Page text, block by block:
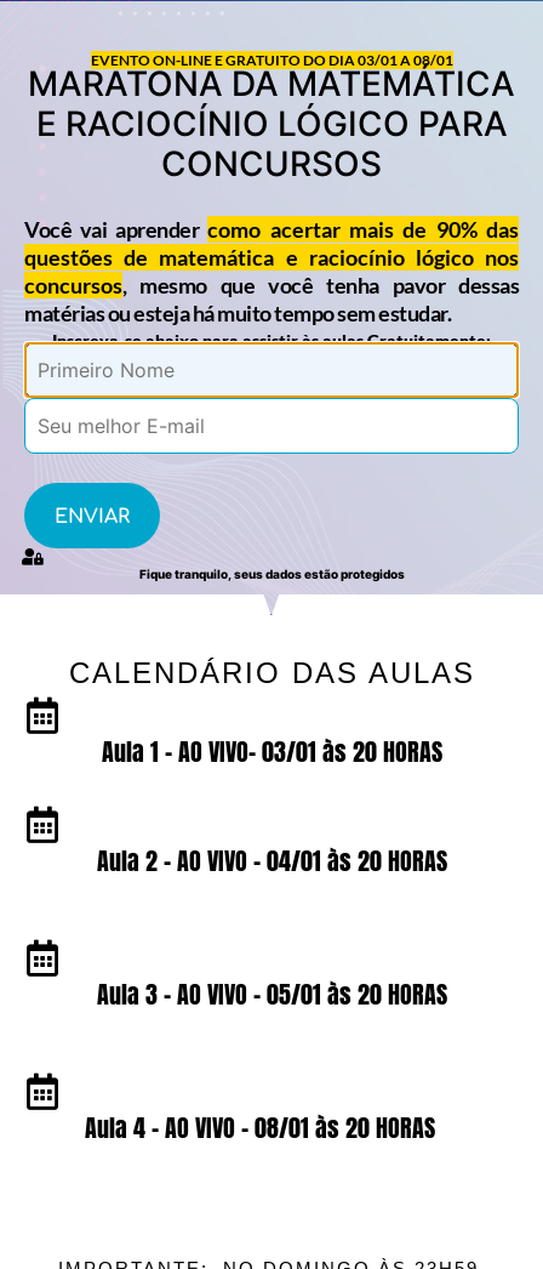
EVENTO ON-LINE E GRATUITO DO DIA 03/01 A 08/01
MARATONA DA MATEMÁTICA
E RACIOCÍNIO LÓGICO PARA
CONCURSOS
Você vai aprendercomo acertar mais de 90% das
questões de matemática e raciocínio lógico nos
concursos, mesmo que você tenha pavor dessas
matérias ou esteja há muito tempo sem estudar.
Inscreva-se abaixo para assistir às aulas Gratuitamente:
Fique tranquilo, seus dados estão protegidos
CALENDÁRIO DAS AULAS
Aula 1 - AO VIVO- 03/01 às 20 HORAS
Aula 2 - AO VIVO - 04/01 às 20 HORAS
Aula 3 - AO VIVO - 05/01 às 20 HORAS
Aula 4 - AO VIVO - 08/01 às 20 HORAS